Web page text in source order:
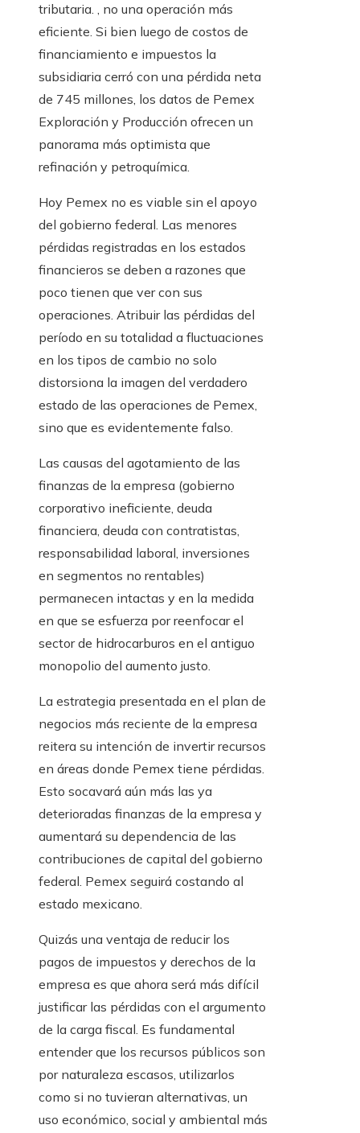
tributaria. , no una operación más
eficiente. Si bien luego de costos de
financiamiento e impuestos la
subsidiaria cerró con una pérdida neta
de 745 millones, los datos de Pemex
Exploración y Producción ofrecen un
panorama más optimista que
refinación y petroquímica.
Hoy Pemex no es viable sin el apoyo
del gobierno federal. Las menores
pérdidas registradas en los estados
financieros se deben a razones que
poco tienen que ver con sus
operaciones. Atribuir las pérdidas del
período en su totalidad a fluctuaciones
en los tipos de cambio no solo
distorsiona la imagen del verdadero
estado de las operaciones de Pemex,
sino que es evidentemente falso.
Las causas del agotamiento de las
finanzas de la empresa (gobierno
corporativo ineficiente, deuda
financiera, deuda con contratistas,
responsabilidad laboral, inversiones
en segmentos no rentables)
permanecen intactas y en la medida
en que se esfuerza por reenfocar el
sector de hidrocarburos en el antiguo
monopolio del aumento justo.
La estrategia presentada en el plan de
negocios más reciente de la empresa
reitera su intención de invertir recursos
en áreas donde Pemex tiene pérdidas.
Esto socavará aún más las ya
deterioradas finanzas de la empresa y
aumentará su dependencia de las
contribuciones de capital del gobierno
federal. Pemex seguirá costando al
estado mexicano.
Quizás una ventaja de reducir los
pagos de impuestos y derechos de la
empresa es que ahora será más difícil
justificar las pérdidas con el argumento
de la carga fiscal. Es fundamental
entender que los recursos públicos son
por naturaleza escasos, utilizarlos
como si no tuvieran alternativas, un
uso económico, social y ambiental más